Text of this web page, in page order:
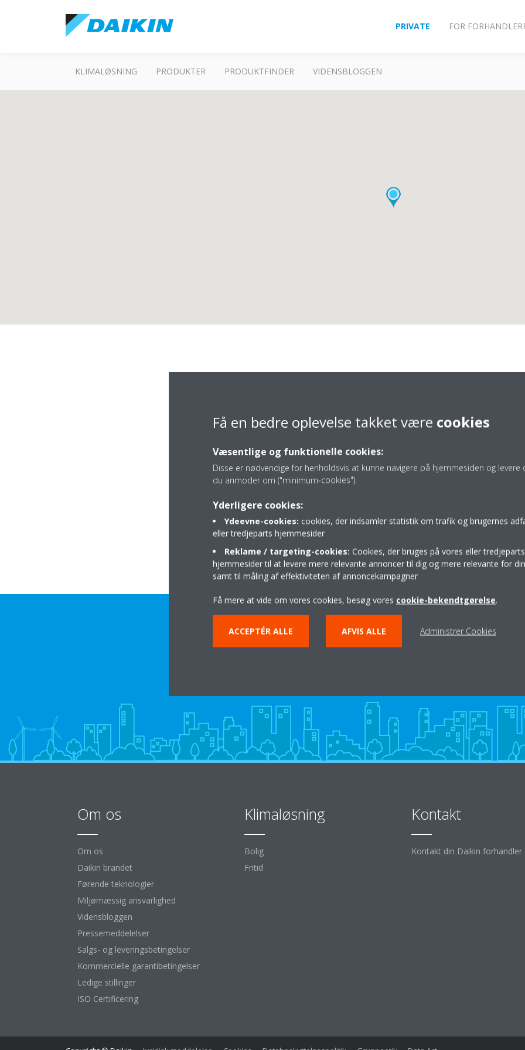
PRIVATE FOR
KLIMALØSNING PRODUKTER PRODUKTFINDER VIDENSBLOGGEN
Thybo Køleteknik ApS
6400 Sønderborg
https://www.thybo-
Hjælp til private
Om os
Om os
Daikin brandet
Førende teknologier
Miljømæssig ansvarlighed
Vidensbloggen
Pressemeddelelser
Salgs- og leveringsbetingelser
Kommercielle garantibetingelser
Ledige stillinger
ISO Certificering
Klimaløsning
Bolig
Fritid
Kontakt
Kontakt din Daikin forhandler
Få en bedre oplevelse takket være cookies
Væsentlige og funktionelle cookies:
Disse er nødvendige for henholdsvis at kunne navigere på hjemmesiden og levere
du anmoder om ("minimum-cookies").
Yderligere cookies:
Ydeevne-cookies: cookies, der indsamler statistik om trafik og brugernes
eller tredjeparts hjemmesider
Reklame / targeting-cookies: Cookies, der bruges på vores eller tredjeparts
hjemmesider til at levere mere relevante annoncer til dig og mere relevante for
samt til måling af effektiviteten af annoncekampagner
Få mere at vide om vores cookies, besøg vores cookie-bekendtgørelse.
ACCEPTÉR ALLE AFVIS ALLE Administrer Cookies